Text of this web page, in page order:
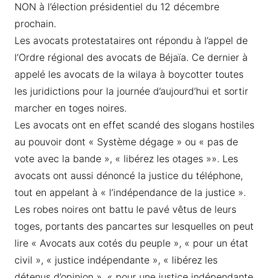
NON à l’élection présidentiel du 12 décembre
prochain.
Les avocats protestataires ont répondu à l’appel de
l’Ordre régional des avocats de Béjaïa. Ce dernier à
appelé les avocats de la wilaya à boycotter toutes
les juridictions pour la journée d’aujourd’hui et sortir
marcher en toges noires.
Les avocats ont en effet scandé des slogans hostiles
au pouvoir dont « Système dégage » ou « pas de
vote avec la bande », « libérez les otages »». Les
avocats ont aussi dénoncé la justice du téléphone,
tout en appelant à « l’indépendance de la justice ».
Les robes noires ont battu le pavé vêtus de leurs
toges, portants des pancartes sur lesquelles on peut
lire « Avocats aux cotés du peuple », « pour un état
civil », « justice indépendante », « libérez les